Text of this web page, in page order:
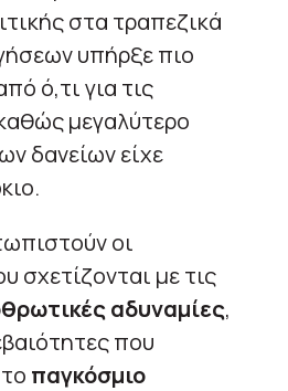
στα τραπεζικά
υπήρξε πιο
ό,τι για τις
μεγαλύτερο
δανείων είχε
οι
σχετίζονται με τις
αδυναμίες,
που
παγκόσμιο